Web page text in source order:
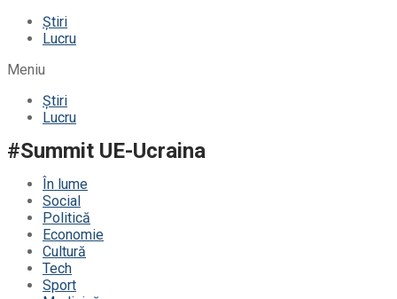
Știri
Lucru
Meniu
Știri
Lucru
#Summit UE-Ucraina
În lume
Social
Politică
Economie
Cultură
Tech
Sport